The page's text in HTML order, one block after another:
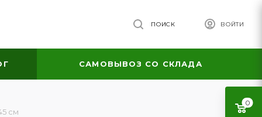
ВОЙТИ
ПОИСК
САМОВЫВОЗ СО СКЛАДА
см
0